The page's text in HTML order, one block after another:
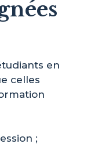
en
celles
;